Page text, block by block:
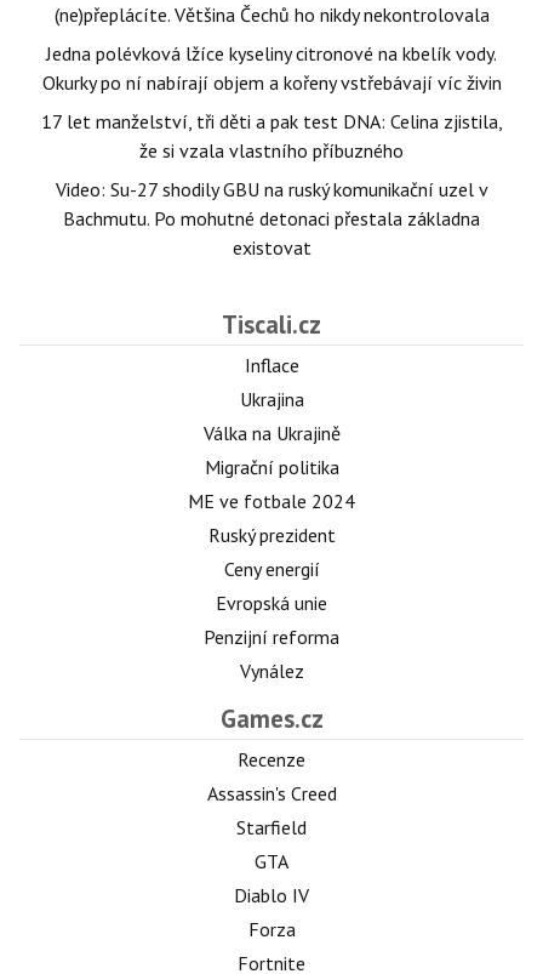
(ne)přeplácíte. Většina Čechů ho nikdy nekontrolovala
Jedna polévková lžíce kyseliny citronové na kbelík vody.
Okurky po ní nabírají objem a kořeny vstřebávají víc živin
17 let manželství, tři děti a pak test DNA: Celina zjistila,
že si vzala vlastního příbuzného
Video: Su-27 shodily GBU na ruský komunikační uzel v
Bachmutu. Po mohutné detonaci přestala základna
existovat
Tiscali.cz
Inflace
Ukrajina
Válka na Ukrajině
Migrační politika
ME ve fotbale 2024
Ruský prezident
Ceny energií
Evropská unie
Penzijní reforma
Vynález
Games.cz
Recenze
Assassin's Creed
Starfield
GTA
Diablo IV
Forza
Fortnite